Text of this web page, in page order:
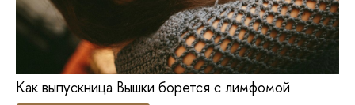
Как выпускница Вышки борется с лимфомой